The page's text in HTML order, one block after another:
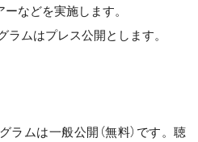
などを実施します。
ラムはプレス公開とします。
ラムは一般公開（無料）です。聴